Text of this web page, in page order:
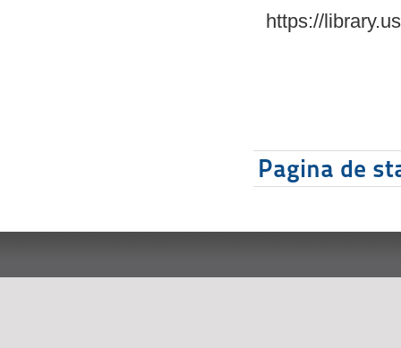
https://
Pagina de